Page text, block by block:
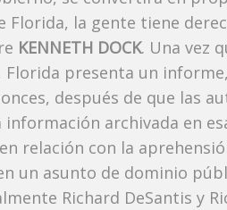
Florida, la gente tiene
KENNETH DOCK. Una vez
presenta un
después de que las
archivada en
relación con la
un asunto de dominio
Richard DeSantis y